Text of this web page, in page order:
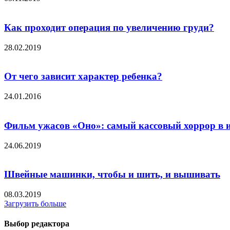
Как проходит операция по увеличению груди?
28.02.2019
От чего зависит характер ребенка?
24.01.2016
Фильм ужасов «Оно»: самый кассовый хоррор в
24.06.2019
Швейные машинки, чтобы и шить, и вышивать
08.03.2019
Загрузить больше
Выбор редактора